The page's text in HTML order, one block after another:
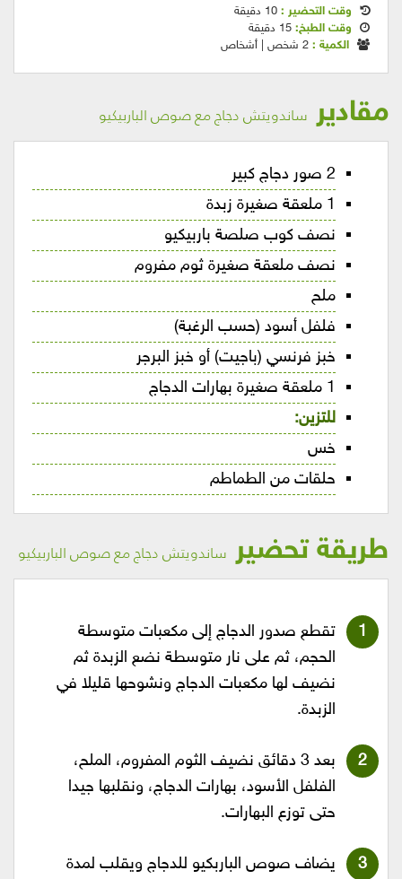
وقت التحضير : 10 دقيقة
وقت الطبخ: 15 دقيقة
الكمية : 2 شخص | أشخاص
مقادير ساندويتش دجاج مع صوص الباربيكيو
2 صور دجاج كبير
1 ملعقة صغيرة زبدة
نصف كوب صلصة باربيكيو
نصف ملعقة صغيرة ثوم مفروم
ملح
فلفل أسود (حسب الرغبة)
خبز فرنسي (باجيت) أو خبز البرجر
1 ملعقة صغيرة بهارات الدجاج
للتزين:
خس
حلقات من الطماطم
طريقة تحضير ساندويتش دجاج مع صوص الباربيكيو
تقطع صدور الدجاج إلى مكعبات متوسطة
الحجم، ثم على نار متوسطة نضع الزبدة ثم
نضيف لها مكعبات الدجاج ونشوحها قليلا في
الزبدة.
بعد 3 دقائق نضيف الثوم المفروم، الملح،
الفلفل الأسود، بهارات الدجاج، ونقلبها جيدا
حتى توزع البهارات.
يضاف صوص الباربكيو للدجاج ويقلب لمدة